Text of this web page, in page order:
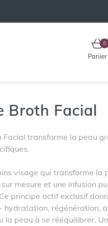
0
Panier
Broth Facial
Facial transforme la peau
visage qui transforme la
mesure et une infusion
principe actif exclusif
hydratation, régénération,
peau à se rééquilibrer.